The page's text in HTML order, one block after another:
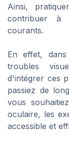
Ainsi,
contribuer à
courants.
En effet,
troubles
d'intégrer ces
passiez de
vous
oculaire, les
accessible et